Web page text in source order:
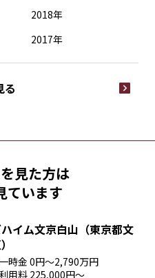
2018年
2017年
る
見た方は
ています
イム文京白山（東京都文
時金 0円〜2,790万円
用料225,000円〜